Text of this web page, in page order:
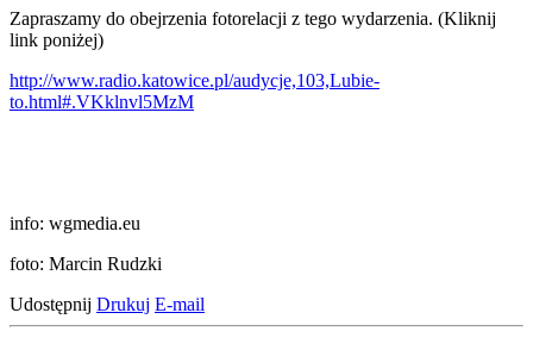
Zapraszamy do obejrzenia fotorelacji z tego wydarzenia. (Kliknij
link poniżej)
http://www.radio.katowice.pl/audycje,103,Lubie-
to.html#.VKklnvl5MzM
info: wgmedia.eu
foto: Marcin Rudzki
Udostępnij Drukuj E-mail